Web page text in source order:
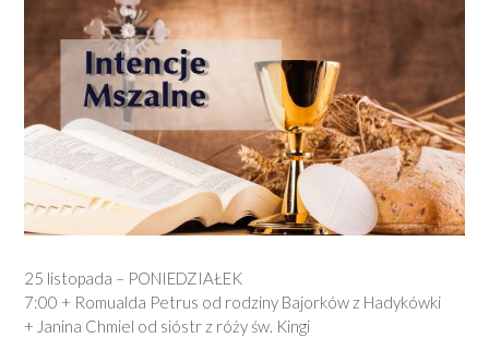
25 listopada – PONIEDZIAŁEK
7:00 + Romualda Petrus od rodziny Bajorków z Hadykówki
+ Janina Chmiel od sióstr z róży św. Kingi